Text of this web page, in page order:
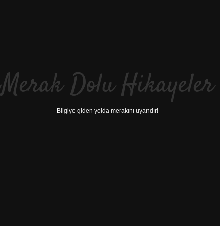
Merak Dolu Hikayeler
Bilgiye giden yolda merakını uyandır!